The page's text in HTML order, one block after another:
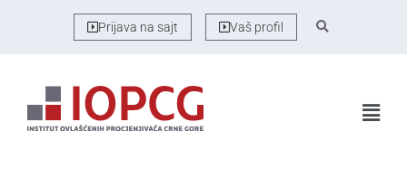
Prijava na sajt Vaš profil